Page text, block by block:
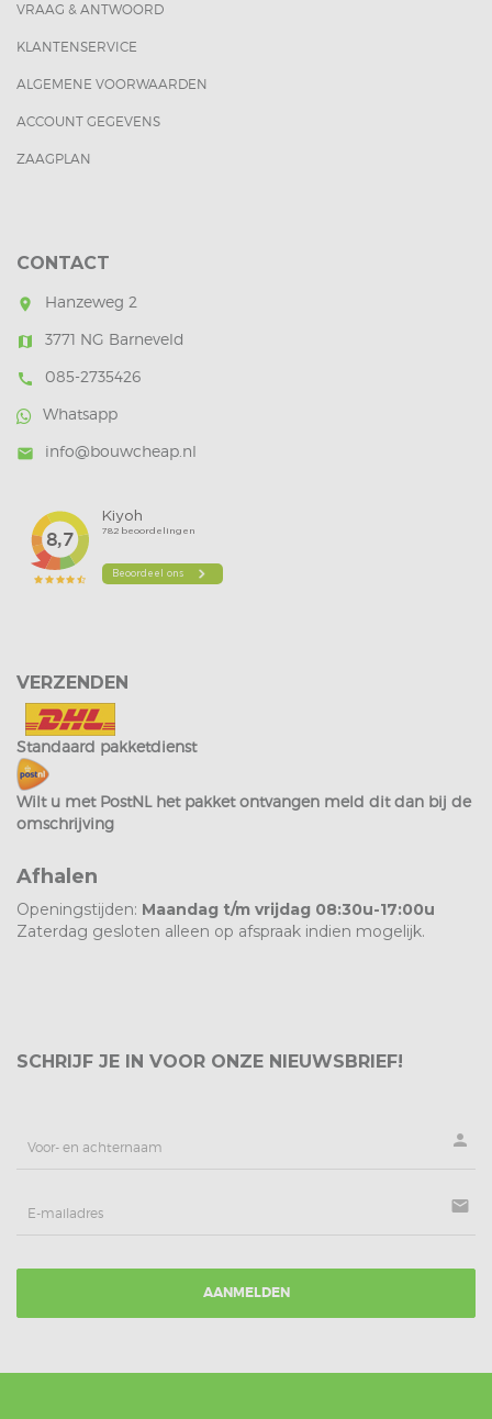
VRAAG & ANTWOORD
KLANTENSERVICE
ALGEMENE VOORWAARDEN
ACCOUNT GEGEVENS
ZAAGPLAN
CONTACT
room Hanzeweg 2
map 3771 NG Barneveld
call
085-2735426
Whatsapp
mail info@bouwcheap.nl
VERZENDEN
Standaard pakketdienst
Wilt u met PostNL het pakket ontvangen meld dit dan bij de
omschrijving
Afhalen
Openingstijden: Maandag t/m vrijdag 08:30u-17:00u
Zaterdag gesloten alleen op afspraak indien mogelijk.
SCHRIJF JE IN VOOR ONZE NIEUWSBRIEF!
person
mail
AANMELDEN